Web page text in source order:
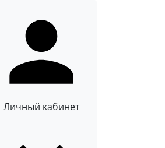
Личный кабинет